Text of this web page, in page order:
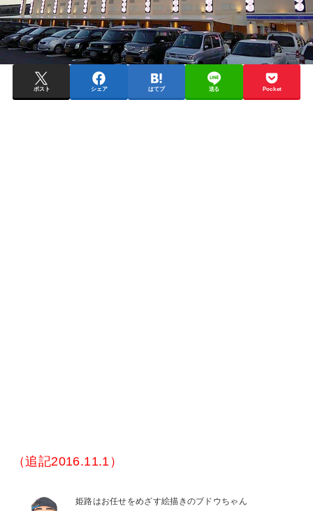
ポスト シェア はてブ 送る Pocket
（追記2016.11.1）
姫路はお任せをめざす絵描きのブドウちゃん